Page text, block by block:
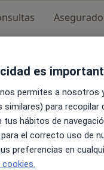
tubárico
inflamatoria
es
permites a nosotros
similares) para
tus hábitos de
el correcto uso de
preferencias en